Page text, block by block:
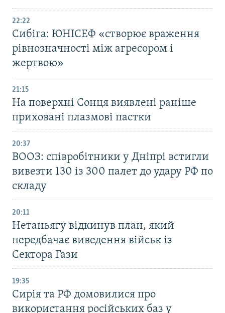
22:22
Сибіга: ЮНІСЕФ «створює враження
рівнозначності між агресором і
жертвою»
21:15
На поверхні Сонця виявлені раніше
приховані плазмові пастки
20:37
ВООЗ: співробітники у Дніпрі встигли
вивезти 130 із 300 палет до удару РФ по
складу
20:11
Нетаньягу відкинув план, який
передбачає виведення військ із
Сектора Гази
19:35
Сирія та РФ домовилися про
використання російських баз у